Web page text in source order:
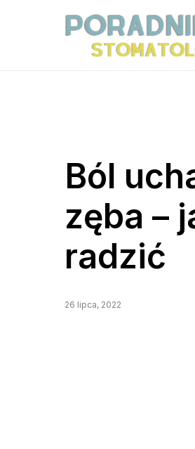
Ból
zęba –
radzić
26 lipca, 2022